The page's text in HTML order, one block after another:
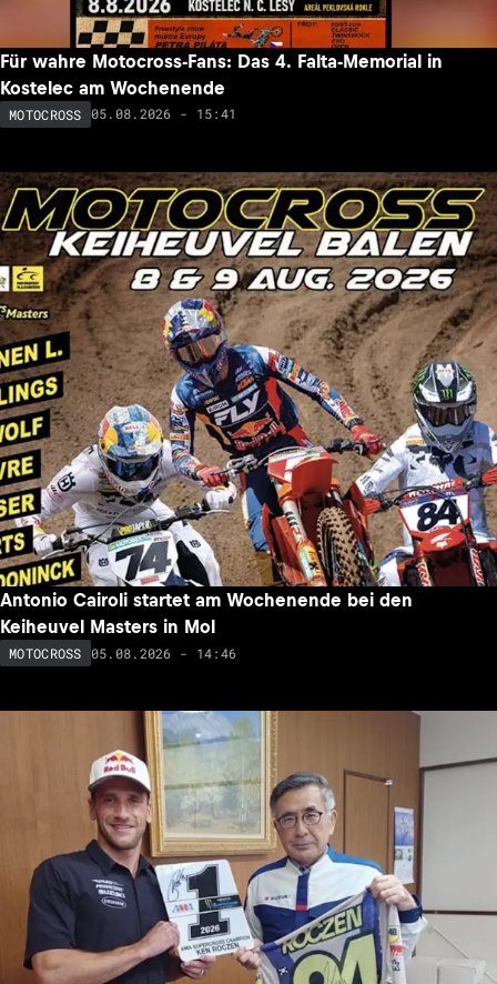
Für wahre Motocross-Fans: Das 4. Falta-Memorial in
Kostelec am Wochenende
MOTOCROSS 05.08.2026 - 15:41
Antonio Cairoli startet am Wochenende bei den
Keiheuvel Masters in Mol
MOTOCROSS 05.08.2026 - 14:46